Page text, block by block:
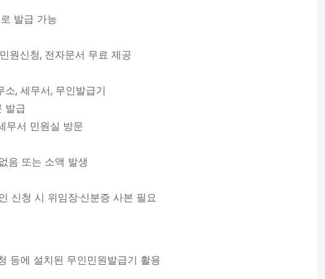
발급 가능
원신청, 전자문서 무료 제공
, 세무서, 무인발급기
발급
무서 민원실 방문
음 또는 소액 발생
신청 시 위임장·신분증 사본 필요
등에 설치된 무인민원발급기 활용